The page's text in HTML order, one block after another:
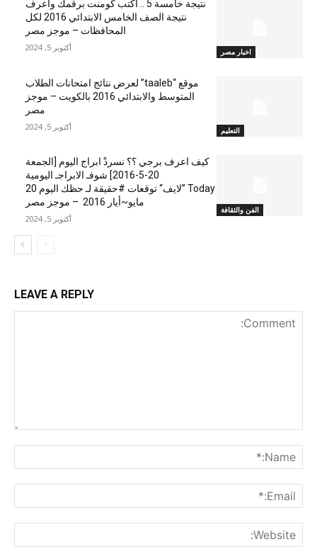
اخبار مصر
نتيجة خامسة 5 .. اكتب كومنت برقمك واعرف
نتيجة الصف الخامس الابتدائي 2016 لكل
المحافظات – موجز مصر
أكتوبر 5, 2024
التعليم
موقع “taaleb” لعرض نتائج امتحانات الطلاب
المتوسط والابتدائي 2016 بالكويت – موجز
مصر
أكتوبر 5, 2024
الفن والثقافة
كيف اعرف برجي ؟؟ نسردْ ابراج اليوم [الجمعة
20-5-2016] شوفـ الابراجـ اليومية
Today ”لايف“ توقعات #حقيقة لـ حظك اليوم 20
مايو~أيار 2016 – موجز مصر
أكتوبر 5, 2024
LEAVE A REPLY